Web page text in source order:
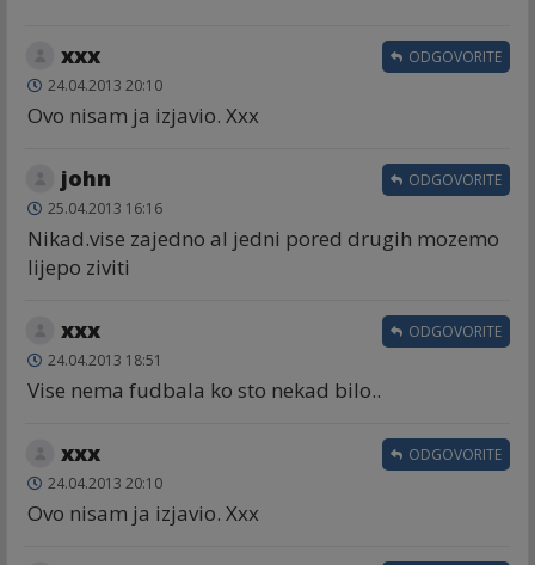
xxx
24.04.2013 20:10
Ovo nisam ja izjavio. Xxx
ODGOVORITE
john
25.04.2013 16:16
Nikad.vise zajedno al jedni pored drugih mozemo
lijepo ziviti
ODGOVORITE
xxx
24.04.2013 18:51
Vise nema fudbala ko sto nekad bilo..
ODGOVORITE
xxx
24.04.2013 20:10
Ovo nisam ja izjavio. Xxx
ODGOVORITE